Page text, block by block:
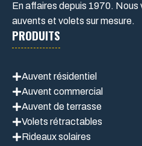
En affaires depuis 1970. Nous
auvents et volets sur mesure.
PRODUITS
Auvent résidentiel
Auvent commercial
Auvent de terrasse
Volets rétractables
Rideaux solaires